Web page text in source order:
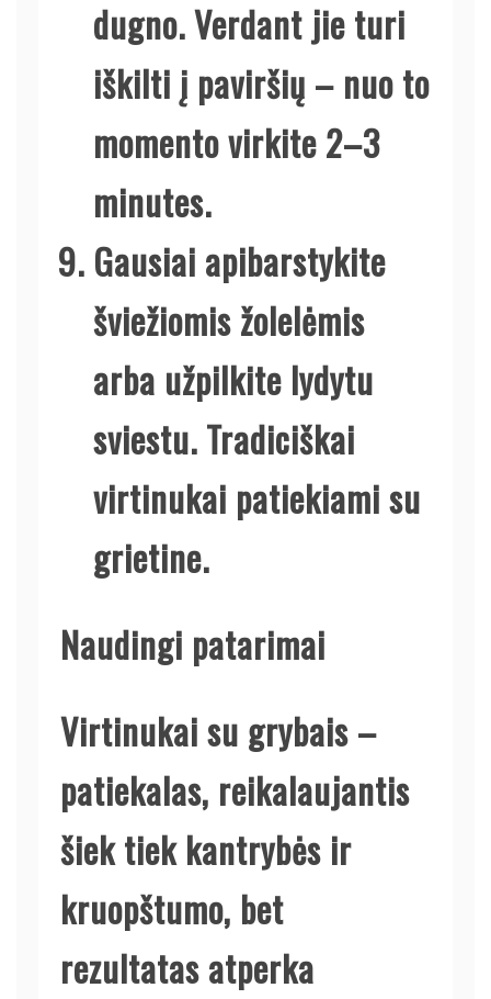
dugno. Verdant jie turi
iškilti į paviršių – nuo to
momento virkite 2–3
minutes.
Gausiai apibarstykite
šviežiomis žolelėmis
arba užpilkite lydytu
sviestu. Tradiciškai
virtinukai patiekiami su
grietine.
Naudingi patarimai
Virtinukai su grybais –
patiekalas, reikalaujantis
šiek tiek kantrybės ir
kruopštumo, bet
rezultatas atperka